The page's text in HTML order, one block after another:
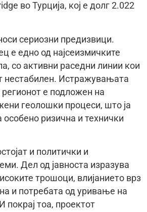
во Турција, кој е долг 2.022
сериозни предизвици.
е едно од најсеизмичките
со активни раседни линии кои
нестабилен. Истражувањата
е подложен на
геолошки процеси, што ја
особено ризична и технички
и политички и
Дел од јавноста изразува
трошоци, влијанието врз
и потребата од уривање на
покрај тоа, проектот